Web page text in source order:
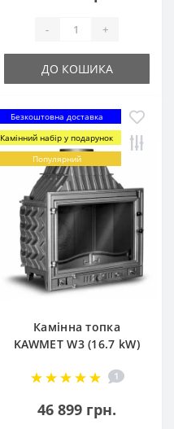
- +
ДО КОШИКА
Безкоштовна доставка
Камінний набір у подарунок
Популярний
Камінна топка
KAWMET W3 (16.7 kW)
1
46 899 грн.